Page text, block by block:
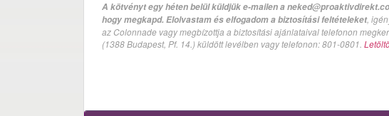
A kötvényt egy héten belül küldjük e-mailen a
hogy megkapd. Elolvastam és elfogadom a biztosítási feltételeket,
az Colonnade vagy megbízottja a biztosítási ajánlataival telefonon
(1388 Budapest, Pf. 14.) küldött levélben vagy telefonon: 801-0801.